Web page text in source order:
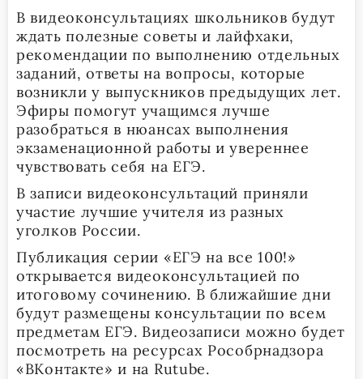
В видеоконсультациях школьников будут
ждать полезные советы и лайфхаки,
рекомендации по выполнению отдельных
заданий, ответы на вопросы, которые
возникли у выпускников предыдущих лет.
Эфиры помогут учащимся лучше
разобраться в нюансах выполнения
экзаменационной работы и увереннее
чувствовать себя на ЕГЭ.
В записи видеоконсультаций приняли
участие лучшие учителя из разных
уголков России.
Публикация серии «ЕГЭ на все 100!»
открывается видеоконсультацией по
итоговому сочинению. В ближайшие дни
будут размещены консультации по всем
предметам ЕГЭ. Видеозаписи можно будет
посмотреть на ресурсах Рособрнадзора
«ВКонтакте» и на Rutube.